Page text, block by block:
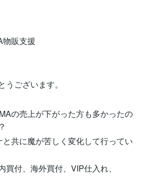
物販支援
うございます。
の売上が下がった方も多かったの
共に魔が苦しく変化して行ってい
買付、海外買付、VIP仕入れ、